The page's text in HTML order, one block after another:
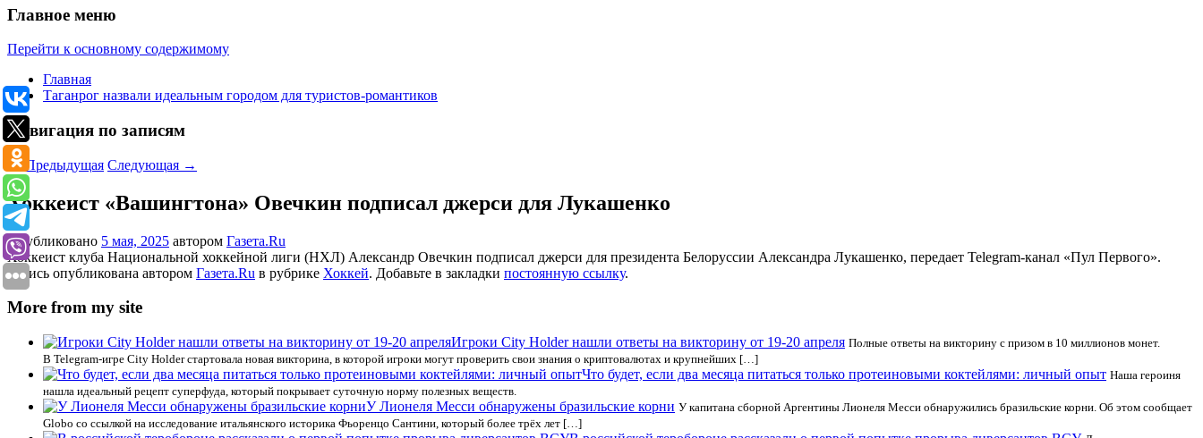
Главное меню
Перейти к основному содержимому
Главная
Таганрог назвали идеальным городом для туристов-романтиков
Навигация по записям
←Предыдущая Следующая →
Хоккеист «Вашингтона» Овечкин подписал джерси для Лукашенко
Опубликовано 5 мая, 2025 автором Газета.Ru
Хоккеист клуба Национальной хоккейной лиги (НХЛ) Александр Овечкин подписал джерси для президента Белоруссии Александра Лукашенко, передает Telegram-канал «Пул Первого».
Запись опубликована автором Газета.Ru в рубрике Хоккей. Добавьте в закладки постоянную ссылку.
More from my site
Игроки City Holder нашли ответы на викторину от 19-20 апреля Полные ответы на викторину с призом в 10 миллионов монет.
В Telegram-игре City Holder стартовала новая викторина, в которой игроки могут проверить свои знания о криптовалютах и крупнейших […]
Что будет, если два месяца питаться только протеиновыми коктейлями: личный опыт Наша героиня
нашла идеальный рецепт суперфуда, который покрывает суточную норму полезных веществ.
У Лионеля Месси обнаружены бразильские корни У капитана сборной Аргентины Лионеля Месси обнаружились бразильские корни. Об этом сообщает
Globo со ссылкой на исследование итальянского историка Фьоренцо Сантини, который более трёх лет […]